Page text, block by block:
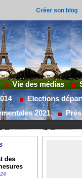
Créer son blog
Vie des médias
Elections
2021
des